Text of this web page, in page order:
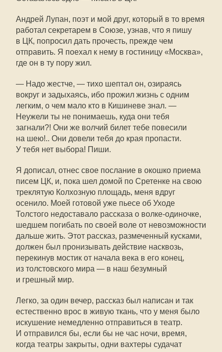
Андрей Лупан, поэт и мой друг, который в то время
работал секретарем в Союзе, узнав, что я пишу
в ЦК, попросил дать прочесть, прежде чем
отправить. Я поехал к нему в гостиницу «Москва»,
где он в ту пору жил.
— Надо жестче, — тихо шептал он, озираясь
вокруг и задыхаясь, ибо прожил жизнь с одним
легким, о чем мало кто в Кишиневе знал. —
Неужели ты не понимаешь, куда они тебя
загнали?! Они же волчий билет тебе повесили
на шею!.. Они довели тебя до края пропасти.
У тебя нет выбора! Пиши.
Я дописал, отнес свое послание в окошко приема
писем ЦК, и, пока шел домой по Сретенке на свою
треклятую Колхозную площадь, меня вдруг
осенило. Моей готовой уже пьесе об Уходе
Толстого недоставало рассказа о волке-одиночке,
шедшем погибать по своей воле от невозможности
дальше жить. Этот рассказ, размеченный кусками,
должен был пронизывать действие насквозь,
перекинув мостик от начала века в его конец,
из толстовского мира — в наш безумный
и грешный мир.
Легко, за один вечер, рассказ был написан и так
естественно врос в живую ткань, что у меня было
искушение немедленно отправиться в театр.
И отправился бы, если бы не час ночи, время,
когда театры закрыты, одни вахтеры судачат